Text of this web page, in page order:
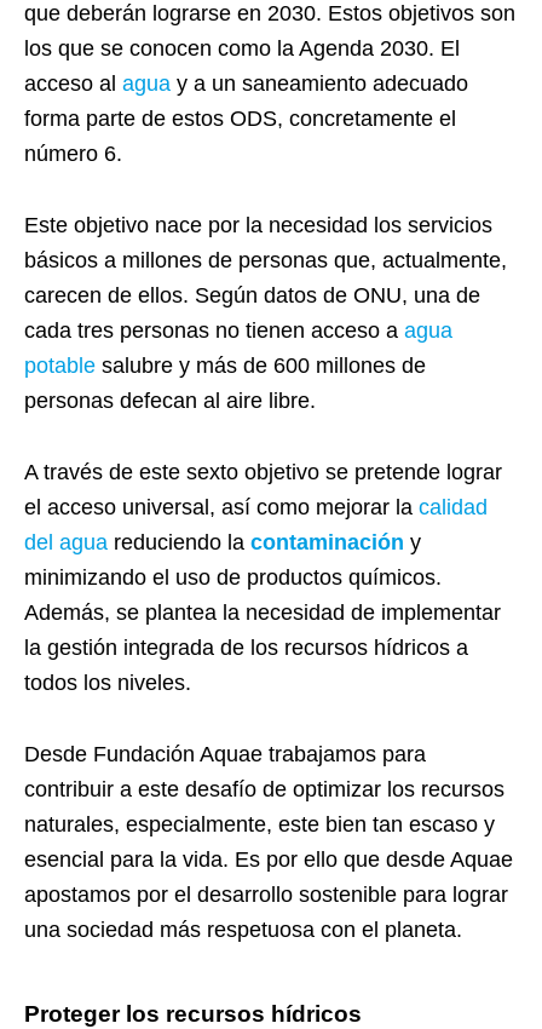
que deberán lograrse en 2030. Estos objetivos son
los que se conocen como la Agenda 2030. El
acceso al agua y a un saneamiento adecuado
forma parte de estos ODS, concretamente el
número 6.
Este objetivo nace por la necesidad los servicios
básicos a millones de personas que, actualmente,
carecen de ellos. Según datos de ONU, una de
cada tres personas no tienen acceso a agua
potable salubre y más de 600 millones de
personas defecan al aire libre.
A través de este sexto objetivo se pretende lograr
el acceso universal, así como mejorar la calidad
del agua reduciendo la contaminación y
minimizando el uso de productos químicos.
Además, se plantea la necesidad de implementar
la gestión integrada de los recursos hídricos a
todos los niveles.
Desde Fundación Aquae trabajamos para
contribuir a este desafío de optimizar los recursos
naturales, especialmente, este bien tan escaso y
esencial para la vida. Es por ello que desde Aquae
apostamos por el desarrollo sostenible para lograr
una sociedad más respetuosa con el planeta.
Proteger los recursos hídricos